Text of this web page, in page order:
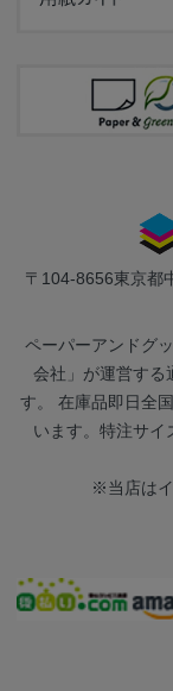
〒104-8656東京都
ペーパーアンドグ
会社」が運営する
す。 在庫品即日全
います。特注サイ
※当店はイ